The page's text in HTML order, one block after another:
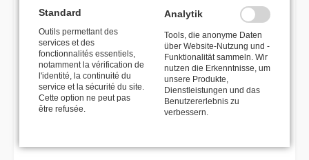
Plaque de recouvrement pour
36,30€
plateau tournant, acier
galvanisé
Standard
Outils permettant des
services et des
fonctionnalités essentiels,
notamment la vérification de
l'identité, la continuité du
service et la sécurité du site.
Cette option ne peut pas
être refusée.
Analytik
Tools, die anonyme Daten
über Website-Nutzung und -
Funktionalität sammeln. Wir
nutzen die Erkenntnisse, um
unsere Produkte,
Dienstleistungen und das
Benutzererlebnis zu
verbessern.